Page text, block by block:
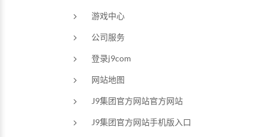
游戏中心
公司服务
登录j9com
网站地图
J9集团官方网站官方网站
J9集团官方网站手机版入口